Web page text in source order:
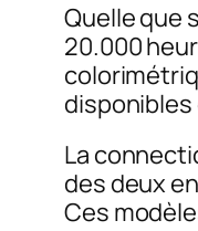
Quelle que
20.000
La
des deux
Ces